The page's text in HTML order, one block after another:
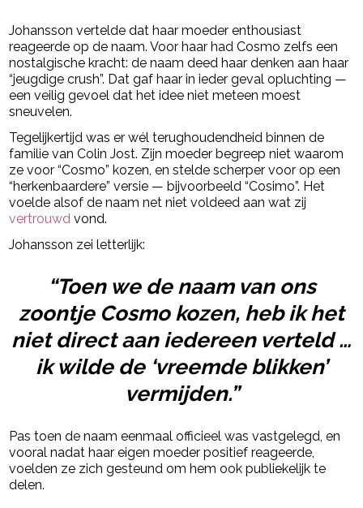
Johansson vertelde dat haar moeder enthousiast
reageerde op de naam. Voor haar had Cosmo zelfs een
nostalgische kracht: de naam deed haar denken aan haar
“jeugdige crush”. Dat gaf haar in ieder geval opluchting —
een veilig gevoel dat het idee niet meteen moest
sneuvelen.
Tegelijkertijd was er wél terughoudendheid binnen de
familie van Colin Jost. Zijn moeder begreep niet waarom
ze voor “Cosmo” kozen, en stelde scherper voor op een
“herkenbaardere” versie — bijvoorbeeld “Cosimo”. Het
voelde alsof de naam net niet voldeed aan wat zij
vertrouwd vond.
Johansson zei letterlijk:
“Toen we de naam van ons
zoontje Cosmo kozen, heb ik het
niet direct aan iedereen verteld …
ik wilde de ‘vreemde blikken’
vermijden.”
Pas toen de naam eenmaal officieel was vastgelegd, en
vooral nadat haar eigen moeder positief reageerde,
voelden ze zich gesteund om hem ook publiekelijk te
delen.